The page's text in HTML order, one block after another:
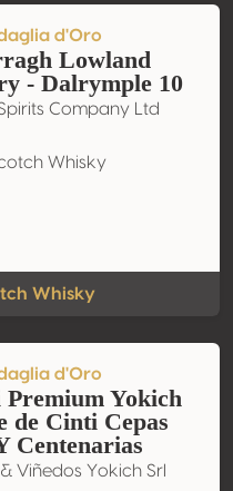
d'Oro
Lowland
- Dalrymple 10
Company Ltd
Whisky
Whisky
d'Oro
Premium Yokich
de Cinti Cepas
Centenarias
Viñedos Yokich Srl